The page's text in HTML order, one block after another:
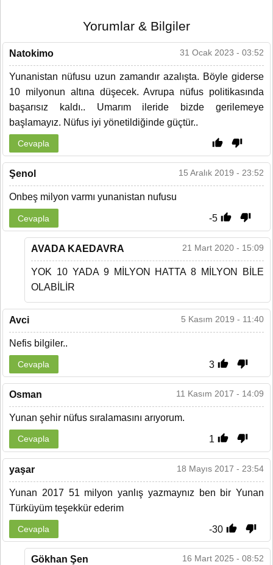
Yorumlar & Bilgiler
Natokimo 31 Ocak 2023 - 03:52
Yunanistan nüfusu uzun zamandır azalışta. Böyle giderse
10 milyonun altına düşecek. Avrupa nüfus politikasında
başarısız kaldı.. Umarım ileride bizde gerilemeye
başlamayız. Nüfus iyi yönetildiğinde güçtür..
Cevapla
Şenol 15 Aralık 2019 - 23:52
Onbeş milyon varmı yunanistan nufusu
-5
Cevapla
AVADA KAEDAVRA 21 Mart 2020 - 15:09
YOK 10 YADA 9 MİLYON HATTA 8 MİLYON BİLE
OLABİLİR
Avci 5 Kasım 2019 - 11:40
Nefis bilgiler..
3
Cevapla
Osman 11 Kasım 2017 - 14:09
Yunan şehir nüfus sıralamasını arıyorum.
1
Cevapla
yaşar 18 Mayıs 2017 - 23:54
Yunan 2017 51 milyon yanlış yazmaynız ben bir Yunan
Türküyüm teşekkür ederim
-30
Cevapla
Gökhan Şen 16 Mart 2025 - 08:52